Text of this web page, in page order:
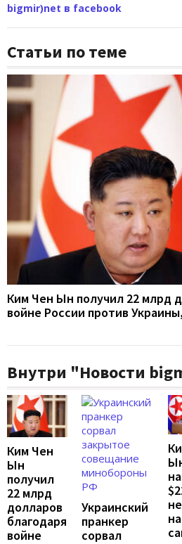
bigmir)net в facebook
Статьи по теме
Ким Чен Ын получил 22 млрд
войне России против
Внутри "Новости
Ким Чен
Ын
получил
22 млрд
долларов
благодаря
войне
Украинский
пранкер
сорвал
на